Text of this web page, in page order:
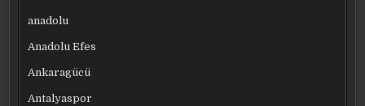
anadolu
Anadolu Efes
Ankaragücü
Antalyaspor